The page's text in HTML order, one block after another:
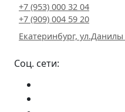
+7 (953) 000 32 04
+7 (909) 004 59 20
Екатеринбург,
Соц. сети: